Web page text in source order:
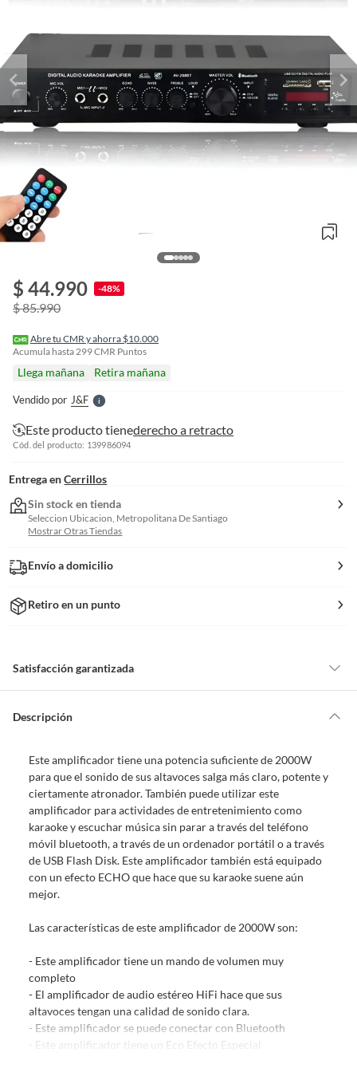
$ 44.990 -48%
$ 85.990
Abre tu CMR y ahorra $10.000
Acumula hasta299CMR Puntos
Llega mañana Retira mañana
Vendido por J&fS
e
r
Este producto tienederecho a retracto
Cód. del producto: 139986094
Entrega en Cerrillos
Sin stock en tienda
Seleccion Ubicacion, Metropolitana De Santiago
Mostrar Otras Tiendas
Envío a domicilio
Retiro en un punto
Satisfacción garantizada
de la compra.
comprado por internet y que hay ciertas categorías que no tienen este
derecho:
Productos que, por su naturaleza, no puedan ser devueltos,
puedan deteriorarse o caducar con rapidez.
Confeccionados a la medida.
De uso personal.
En sodimac.cl te damos30 días desde que recibes el producto. Debe
estar en perfecto estado, con todas sus etiquetas y sin uso, tal como te lo
electrónica, por ejemplo, cupones de experiencia o programas
para el computador.
Productos a pedido o confeccionados a medida.
Productos que han sido informados como imperfectos, usados,
reparados, abiertos, de segunda selección, remanufacturados o
con alguna deficiencia, que sean comprados en esa condición a
Descripción
Este amplificador tiene una potencia suficiente de 2000W
para que el sonido de sus altavoces salga más claro, potente y
ciertamente atronador. También puede utilizar este
amplificador para actividades de entretenimiento como
karaoke y escuchar música sin parar a través del teléfono
móvil bluetooth, a través de un ordenador portátil o a través
de USB Flash Disk. Este amplificador también está equipado
con un efecto ECHO que hace que su karaoke suene aún
mejor.
Las características de este amplificador de 2000W son:
- Este amplificador tiene un mando de volumen muy
completo
- El amplificador de audio estéreo HiFi hace que sus
altavoces tengan una calidad de sonido clara.
- Este amplificador se puede conectar con Bluetooth
- Este amplificador tiene un Eco Efecto Especial